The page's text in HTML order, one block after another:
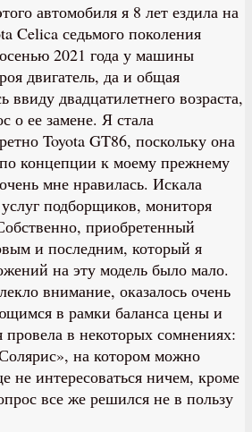
автомобиля я 8 лет ездила на
Celica седьмого поколения
2021 года у машины
двигатель, да и общая
ввиду двадцатилетнего возраста,
о ее замене. Я стала
Toyota GT86, поскольку она
концепции к моему прежнему
мне нравилась. Искала
услуг подборщиков, мониторя
приобретенный
и последним, который я
на эту модель было мало.
внимание, оказалось очень
в рамки баланса цены и
в некоторых сомнениях:
на котором можно
не интересоваться ничем, кроме
все же решился не в пользу